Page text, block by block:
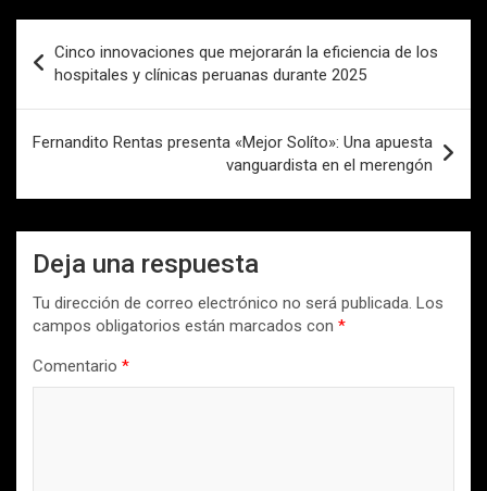
de
entradas
Cinco innovaciones que mejorarán la eficiencia de los
hospitales y clínicas peruanas durante 2025
Fernandito Rentas presenta «Mejor Solíto»: Una apuesta
vanguardista en el merengón
Deja una respuesta
Tu dirección de correo electrónico no será publicada. Los
campos obligatorios están marcados con *
Comentario *